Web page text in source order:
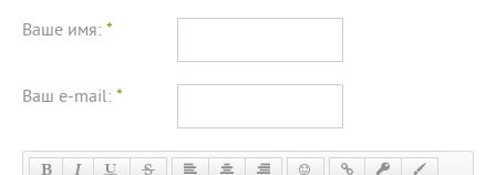
Ваше имя: *
Ваш e-mail: *